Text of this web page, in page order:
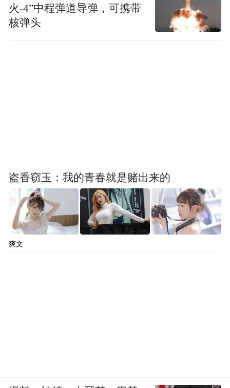
火-4”中程弹道导弹，可携带
核弹头
盗香窃玉：我的青春就是赌出来的
爽文